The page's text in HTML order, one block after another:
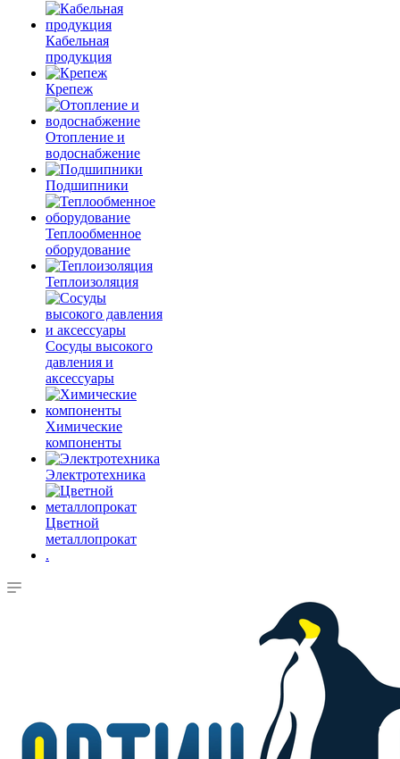
Кабельная
продукция
Крепеж
Отопление и
водоснабжение
Подшипники
Теплообменное
оборудование
Теплоизоляция
Сосуды высокого
давления и
аксессуары
Химические
компоненты
Электротехника
Цветной
металлопрокат
.